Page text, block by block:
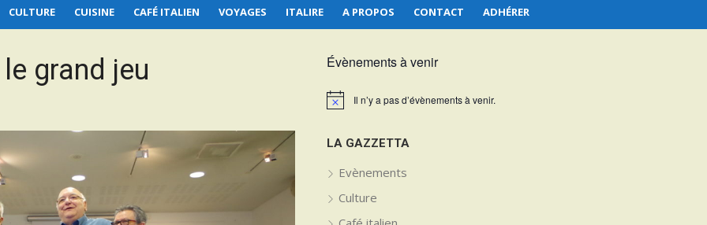
CULTURE CUISINE CAFÉ ITALIEN VOYAGES ITALIRE A PROPOS CONTACT ADHÉRER
grand jeu Évènements à venir
Notice Il n’y a pas d’évènements à venir.
LA GAZZETTA
Evènements
Culture